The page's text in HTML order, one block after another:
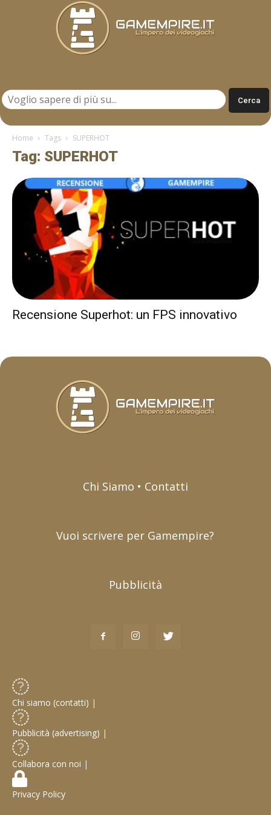
Home Tags SUPERHOT
Tag: SUPERHOT
Recensione Superhot: un FPS innovativo
Chi Siamo • Contatti
Vuoi scrivere per Gamempire?
Pubblicità
Chi siamo (contatti) |
Pubblicità (advertising) |
Collabora con noi |
Privacy Policy